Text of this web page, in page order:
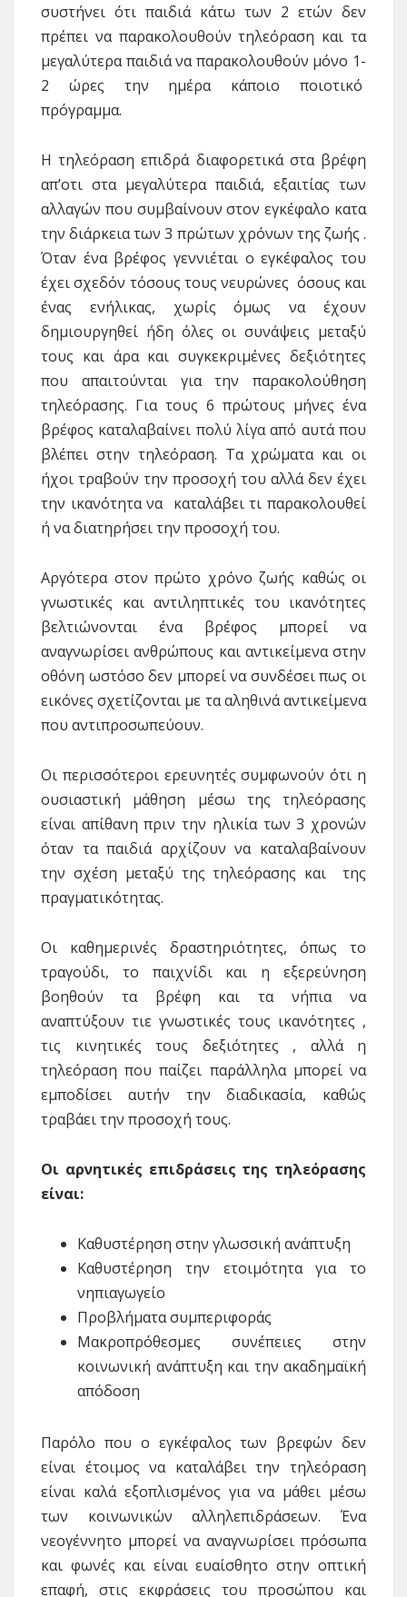
συστήνει ότι παιδιά κάτω των 2 ετών δεν
πρέπει να παρακολουθούν τηλεόραση και τα
μεγαλύτερα παιδιά να παρακολουθούν μόνο 1-
2 ώρες την ημέρα κάποιο ποιοτικό
πρόγραμμα.
Η τηλεόραση επιδρά διαφορετικά στα βρέφη
απ’οτι στα μεγαλύτερα παιδιά, εξαιτίας των
αλλαγών που συμβαίνουν στον εγκέφαλο κατα
την διάρκεια των 3 πρώτων χρόνων της ζωής .
Όταν ένα βρέφος γεννιέται ο εγκέφαλος του
έχει σχεδόν τόσους τους νευρώνες όσους και
ένας ενήλικας, χωρίς όμως να έχουν
δημιουργηθεί ήδη όλες οι συνάψεις μεταξύ
τους και άρα και συγκεκριμένες δεξιότητες
που απαιτούνται για την παρακολούθηση
τηλεόρασης. Για τους 6 πρώτους μήνες ένα
βρέφος καταλαβαίνει πολύ λίγα από αυτά που
βλέπει στην τηλεόραση. Τα χρώματα και οι
ήχοι τραβούν την προσοχή του αλλά δεν έχει
την ικανότητα να καταλάβει τι παρακολουθεί
ή να διατηρήσει την προσοχή του.
Αργότερα στον πρώτο χρόνο ζωής καθώς οι
γνωστικές και αντιληπτικές του ικανότητες
βελτιώνονται ένα βρέφος μπορεί να
αναγνωρίσει ανθρώπους και αντικείμενα στην
οθόνη ωστόσο δεν μπορεί να συνδέσει πως οι
εικόνες σχετίζονται με τα αληθινά αντικείμενα
που αντιπροσωπεύουν.
Οι περισσότεροι ερευνητές συμφωνούν ότι η
ουσιαστική μάθηση μέσω της τηλεόρασης
είναι απίθανη πριν την ηλικία των 3 χρονών
όταν τα παιδιά αρχίζουν να καταλαβαίνουν
την σχέση μεταξύ της τηλεόρασης και της
πραγματικότητας.
Οι καθημερινές δραστηριότητες, όπως το
τραγούδι, το παιχνίδι και η εξερεύνηση
βοηθούν τα βρέφη και τα νήπια να
αναπτύξουν τιε γνωστικές τους ικανότητες ,
τις κινητικές τους δεξιότητες , αλλά η
τηλεόραση που παίζει παράλληλα μπορεί να
εμποδίσει αυτήν την διαδικασία, καθώς
τραβάει την προσοχή τους.
Οι αρνητικές επιδράσεις της τηλεόρασης
είναι:
Καθυστέρηση στην γλωσσική ανάπτυξη
Καθυστέρηση την ετοιμότητα για το
νηπιαγωγείο
Προβλήματα συμπεριφοράς
Μακροπρόθεσμες συνέπειες στην
κοινωνική ανάπτυξη και την ακαδημαϊκή
απόδοση
Παρόλο που ο εγκέφαλος των βρεφών δεν
είναι έτοιμος να καταλάβει την τηλεόραση
είναι καλά εξοπλισμένος για να μάθει μέσω
των κοινωνικών αλληλεπιδράσεων. Ένα
νεογέννητο μπορεί να αναγνωρίσει πρόσωπα
και φωνές και είναι ευαίσθητο στην οπτική
επαφή, στις εκφράσεις του προσώπου και